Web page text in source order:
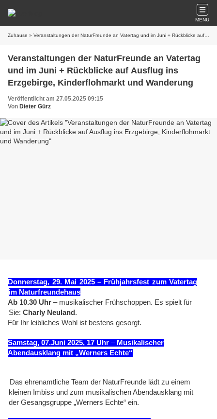
MENU
Zuhause » Veranstaltungen der NaturFreunde an Vatertag und im Juni + Rückblicke auf Ausflug ins Erzgebirge, Kinderflohmarkt und Wanderung
Veranstaltungen der NaturFreunde an Vatertag
und im Juni + Rückblicke auf Ausflug ins
Erzgebirge, Kinderflohmarkt und Wanderung
Veröffentlicht am 27.05.2025 09:15
Von Dieter Gürz
Donnerstag, 29. Mai 2025 – Frühjahrsfest zum Vatertag
im Naturfreundehaus
Ab 10.30 Uhr – musikalischer Frühschoppen. Es spielt für
Sie: Charly Neuland .
Für Ihr leibliches Wohl ist bestens gesorgt.
Samstag, 07.Juni 2025, 17 Uhr – Musikalischer
Abendausklang mit „Werners Echte“
Das ehrenamtliche Team der NaturFreunde lädt zu einem
kleinen Imbiss und zum musikalischen Abendausklang mit
der Gesangsgruppe „Werners Echte“ ein.